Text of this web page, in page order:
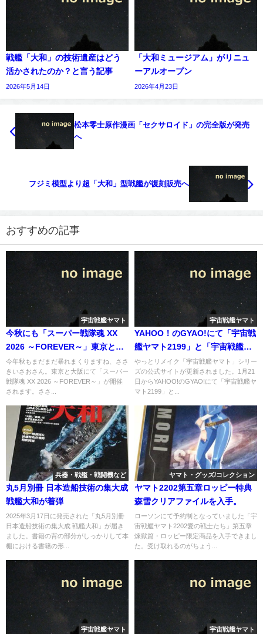
戦艦「大和」の技術遺産はどう
活かされたのか？と言う記事
2026年5月14日
「大和ミュージアム」がリニュ
ーアルオープン
2026年4月23日
松本零士原作漫画「セクサロイド」の完全版が発売
へ
フジミ模型より超「大和」型戦艦が復刻販売へ
おすすめの記事
宇宙戦艦ヤマト
今秋にも「スーパー戦隊魂 XX
2026 ～FOREVER～」東京と大
阪でささきいさおさんご出演へ
今年秋もまだまだ暴れまくりますね、ささ
きいさおさん。東京と大阪にて「スーパー
戦隊魂 XX 2026 ～FOREVER～」が開催
されます。ささ...
宇宙戦艦ヤマト
YAHOO！のGYAO!にて「宇宙戦
艦ヤマト2199」と「宇宙戦艦ヤ
マト2202愛の戦士たち」全話分
放送へ
やっとリメイク「宇宙戦艦ヤマト」シリー
ズの公式サイトが更新されました。1月21
日からYAHOO!のGYAO!にて「宇宙戦艦ヤ
マト2199」と...
兵器・戦艦・戦闘機など
丸5月別冊 日本造船技術の集大成
戦艦大和が着弾
2025年3月17日に発売された「丸5月別冊
日本造船技術の集大成 戦艦大和」が届き
ました。書籍の背の部分がしっかりして本
棚における書籍の形...
ヤマト・グッズ/コレクション
ヤマト2202第五章ロッピー特典
森雪クリアファイルを入手。
ローソンにて予約制となっていました「宇
宙戦艦ヤマト2202愛の戦士たち」第五章
煉獄篇・ロッピー限定商品を入手できまし
た。受け取れるのがちょう...
宇宙戦艦ヤマト 宇宙戦艦ヤマト